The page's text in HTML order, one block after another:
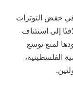
في خفض التوترات
إلى استئناف
لمنع توسع
الفلسطينية،